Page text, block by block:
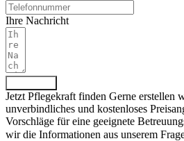
Ihre Nachricht
Jetzt Pflegekraft finden Gerne erstellen
unverbindliches und kostenloses
Vorschläge für eine geeignete
wir die Informationen aus unserem